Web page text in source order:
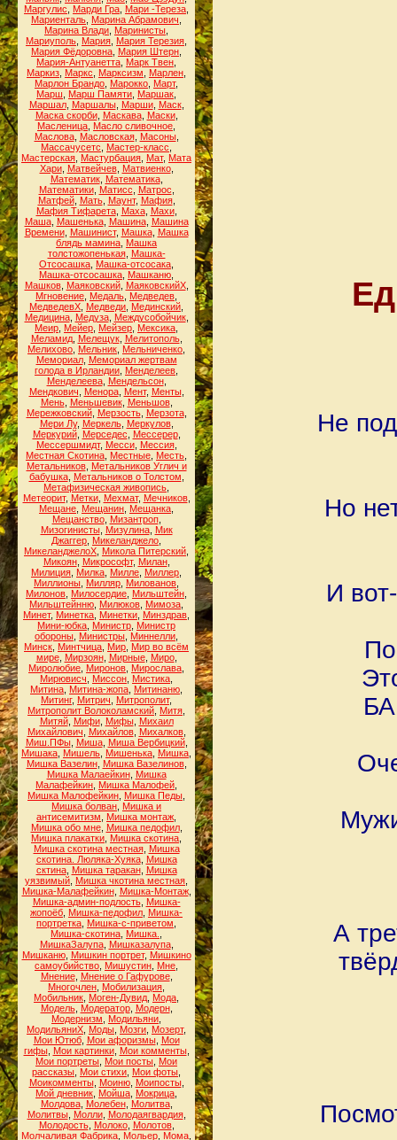
Маргулис
Марди Гра Мари -Тереза
Мариенталь Марина Абрамович
Марина Влади Маринисты
Мариуполь Мария Мария Терезия
Мария Фёдоровна Мария Штерн
Мария-Антуанетта Марк Твен
Маркиз Маркс Марксизм Марлен
Марлон Брандо Марокко Март,
Марш
Марш Памяти Маршак
Маршал, Маршалы, Марши, Маск,
Маска скорби, Маскава, Маски,
Масленица Масло сливочное
Маслова, Масловская, Масоны,
Массачусетс
Мастер-класс
Мастерская Мастурбация Мат, Мата
Хари, Матвейчев, Матвиенко,
Математик, Математика,
Математики, Матисс Матрос
Матфей, Мать, Маунт, Мафия,
Мафия Тифарета, Маха, Махи,
Маша, Машенька, Машина, Машина
Времени, Машинист, Машка, Машка
блядь мамина Машка
толстожопенькая, Машка-
Отсосашка Машка-отсосака
Машка-отсосашка Машканю
Машков, Маяковский, МаяковскийХ,
Мгновение Медаль Медведев
МедведевХ Медведи Мединский
Медицина, Медуза, Междусобойчик,
Меир Мейер Мейзер Мексика
Меламид, Мелещук, Мелитополь,
Мелихово Мельник Мельниченко
Мемориал, Мемориал жертвам
голода в Ирландии Менделеев
Менделеева, Мендельсон,
Мендкович
Менора, Мент, Менты,
Мень, Меньшевик, Меньшов,
Мережковский, Мерзость, Мерзота,
Мери Лу, Меркель, Меркулов,
Меркурий, Мерседес Мессерер,
Мессершмидт, Месси, Мессия,
Местная Скотина Местные Месть
Метальников, Метальников Углич и
бабушка, Метальников о Толстом
Метафизическая живопись
Метеорит, Метки, Мехмат, Мечников,
Мещане Мещанин Мещанка
Мещанство, Мизантроп,
Мизогинисты, Мизулина, Мик
Джаггер Микеланджело
МикеланджелоХ Микола Питерский
Микоян, Микрософт, Милан,
Милиция Милка Милле Миллер
Миллионы Милляр Милованов
Милонов Милосердие Мильштейн
Мильштейнню Милюков Мимоза
Минет, Минетка Минетки Минздрав
Мини-юбка Министр Министр
обороны Министры Миннелли
Минск Минтчица Мир Мир во всём
мире, Мирзоян, Мирные, Миро,
Миролюбие Миронов Мирослава
Мирювисч
Миссон Мистика
Митина Митина-жопа Митинаню
Митинг, Митрич Митрополит,
Митрополит Волоколамский Митя
Митяй, Мифи, Мифы, Михаил
Михайлович
Михайлов, Михалков,
Миш.ПФы, Миша, Миша Вербицкий,
Мишака Мишель Мишенька Мишка
Мишка Вазелин, Мишка Вазелинов,
Мишка Малаейкин, Мишка
Малафейкин Мишка Малофей
Мишка Малофейкин Мишка Педы
Мишка болван Мишка и
антисемитизм
Мишка монтаж
Мишка обо мне, Мишка педофил,
Мишка плакатки Мишка скотина
Мишка скотина местная, Мишка
скотина. Люляка-Хуяка, Мишка
сктина, Мишка таракан, Мишка
уязвимый Мишка чкотина местная
Мишка-Малафейкин, Мишка-Монтаж,
Мишка-админ-подлость, Мишка-
жопоёб Мишка-педофил Мишка-
портретка Мишка-с-приветом
Мишка-скотина Мишка.
МишкаЗалупа, Мишказалупа,
Мишканю, Мишкин портрет, Мишкино
самоубийство Мишустин Мне
Мнение, Мнение о Гафурове,
Многочлен Мобилизация
Мобильник Моген-Дувид Мода
Модель, Модератор, Модерн,
Модернизм
Модильяни
МодильяниХ Моды Мозги Мозерт,
Мои Ютюб, Мои афоризмы, Мои
гифы, Мои картинки, Мои комменты,
Мои портреты Мои посты Мои
рассказы Мои стихи Мои фоты
Моикомменты, Моиню, Моипосты,
Мой дневник Мойша Мокрица
Молдова, Молебен, Молитва,
Молитвы, Молли, Молодаягвардия,
Молодость, Молоко, Молотов,
Молчаливая Фабрика Мольер Мома
Не
Но
И
А